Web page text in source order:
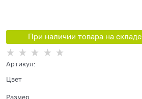
При наличии товара на складе
Артикул:
Цвет
Размер